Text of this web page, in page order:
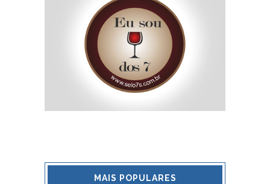
MAIS POPULARES